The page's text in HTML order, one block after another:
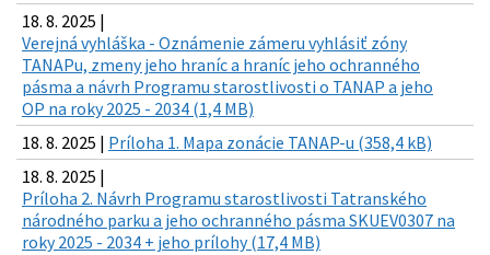
18. 8. 2025 |
Verejná vyhláška - Oznámenie zámeru vyhlásiť zóny
TANAPu, zmeny jeho hraníc a hraníc jeho ochranného
pásma a návrh Programu starostlivosti o TANAP a jeho
OP na roky 2025 - 2034 (1,4 MB)
18. 8. 2025 | Príloha 1. Mapa zonácie TANAP-u (358,4 kB)
18. 8. 2025 |
Príloha 2. Návrh Programu starostlivosti Tatranského
národného parku a jeho ochranného pásma SKUEV0307 na
roky 2025 - 2034 + jeho prílohy (17,4 MB)